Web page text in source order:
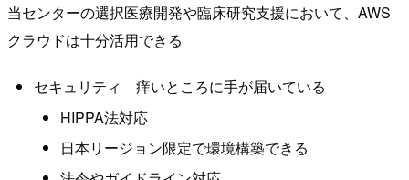
当センターの選択医療開発や臨床研究支援において、AWS
クラウドは十分活用できる
セキュリティ 痒いところに手が届いている
HIPPA法対応
日本リージョン限定で環境構築できる